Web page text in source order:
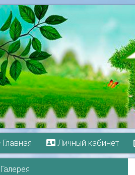
Главная Личный кабинет
Галерея